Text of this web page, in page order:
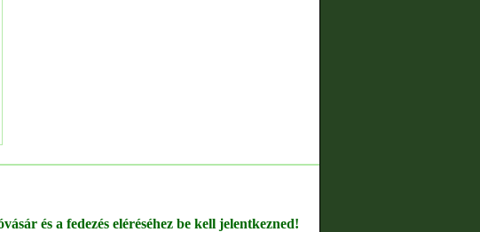
és a fedezés eléréséhez be kell jelentkezned!